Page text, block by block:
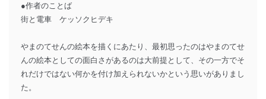
●作者のことば
街と電車 ケッソクヒデキ
やまのてせんの絵本を描くにあたり、最初思ったのはやまのてせ
んの絵本としての面白さがあるのは大前提として、その一方でそ
れだけではない何かを付け加えられないかという思いがありまし
た。